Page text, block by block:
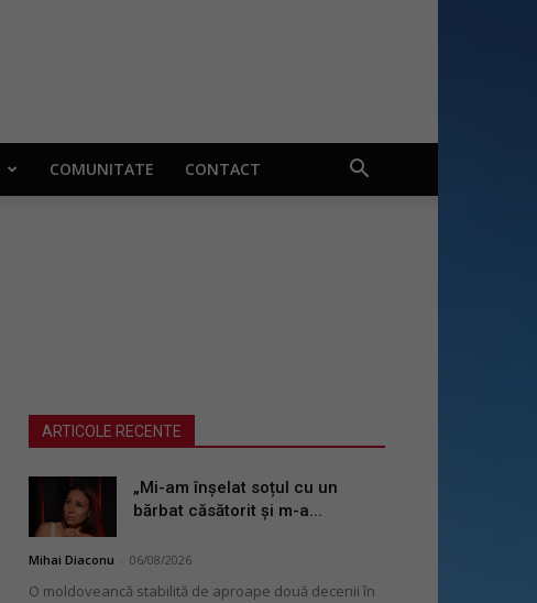
COMUNITATE CONTACT
ARTICOLE RECENTE
„Mi-am înșelat soțul cu un
bărbat căsătorit și m-a...
Mihai Diaconu 06/08/2026
O moldoveancă stabilită de aproape două decenii în